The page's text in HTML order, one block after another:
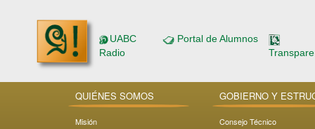
UABC
Radio
Portal de Alumnos
QUIÉNES SOMOS
Misión
GOBIERNO Y
Consejo Técnico